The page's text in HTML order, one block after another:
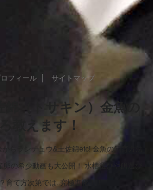
フィール サイトマップ
錦（トサキン）金魚の
教えます！
らランチュウ&土佐錦etc! 金魚の飼育方法
卵の希少動画も大公開！ 水槽選びや餌選び
育て方次第では..究極進化！！